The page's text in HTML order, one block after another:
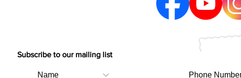
Subscribe to our mailing list